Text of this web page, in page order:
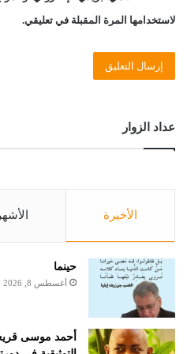
لاستخدامها المرة المقبلة في تعليقي.
عداد الزوار
الأخيرة الأشهر
حينما
أغسطس 8, 2026
أحمد موسى